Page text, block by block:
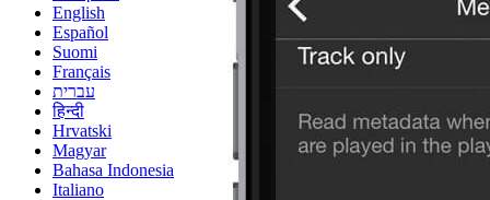
English
Español
Suomi
Français
עברית
हिन्दी
Hrvatski
Magyar
Bahasa Indonesia
Italiano